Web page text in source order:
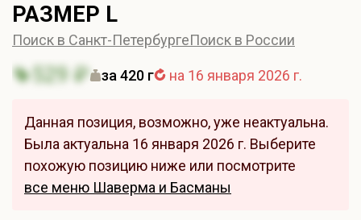
РАЗМЕР L
Поиск в Санкт-ПетербургеПоиск в России
529 ₽ за 420 г на 16 января 2026 г.
Данная позиция, возможно, уже неактуальна.
Была актуальна 16 января 2026 г. Выберите
похожую позицию ниже или посмотрите
все меню Шаверма и Басманы